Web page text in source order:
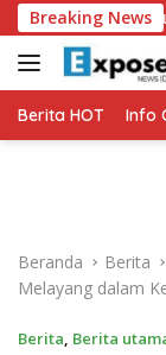
a
g
u
Breaking News
Bertarung di
Berita HOT Info
Beranda Berita
Melayang dalam
Berita, Berita